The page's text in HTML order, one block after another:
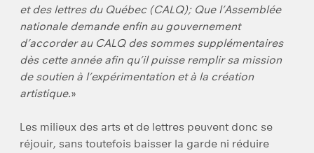
et des lettres du Québec (CALQ); Que l’Assemblée
nationale demande enfin au gouvernement
d’accorder au CALQ des sommes supplémentaires
dès cette année afin qu’il puisse remplir sa mission
de soutien à l’expérimentation et à la création
artistique.»
Les milieux des arts et de lettres peuvent donc se
réjouir, sans toutefois baisser la garde ni réduire